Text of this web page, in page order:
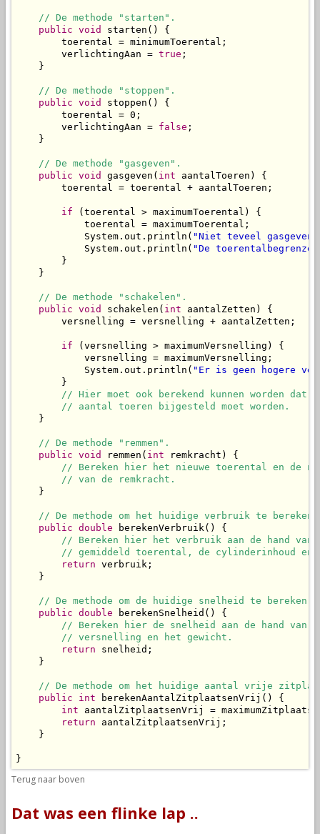
// De methode "starten".
public void
starten() {
        toerental = minimumToerental;
        verlichtingAan =
true ;
    }
// De methode "stoppen".
public void
stoppen() {
        toerental = 0;
        verlichtingAan =
false ;
    }
// De methode "gasgeven".
public void gasgeven( int aantalToeren) {
        toerental = toerental + aantalToeren;
if (toerental > maximumToerental) {
            toerental = maximumToerental;
            System.out.println(
"Niet teveel gasgeven
            System.out.println(
"De
        }
    }
// De methode "schakelen".
public void schakelen( int aantalZetten) {
        versnelling = versnelling + aantalZetten;
if (versnelling > maximumVersnelling) {
            versnelling = maximumVersnelling;
            System.out.println(
"Er is geen hogere
        }
// Hier moet ook berekend kunnen worden dat
// aantal toeren bijgesteld moet worden.
    }
// De methode "remmen".
public void remmen( int remkracht) {
// Bereken hier het nieuwe toerental en de
// van de remkracht.
    }
// De methode om het huidige verbruik te
public double berekenVerbruik() {
// Bereken hier het verbruik aan de hand van
// gemiddeld toerental, de cylinderinhoud en
return verbruik;
    }
// De methode om de huidige snelheid te bereken
public double berekenSnelheid() {
// Bereken hier de snelheid aan de hand van
// versnelling en het gewicht.
return snelheid;
    }
// De methode om het huidige aantal vrije
public
int berekenAantalZitplaatsenVrij() {
int aantalZitplaatsenVrij =
return aantalZitplaatsenVrij;
    }
}
Terug naar boven
Dat was een flinke lap ..